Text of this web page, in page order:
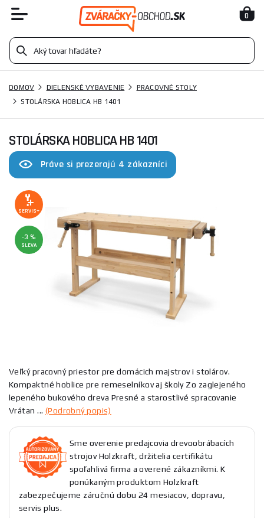
0
DOMOV DIELENSKÉ VYBAVENIE
PRACOVNÉ STOLY
STOLÁRSKA HOBLICA HB 1401
STOLÁRSKA HOBLICA HB 1401
Práve si prezerajú 4 zákazníci
SERVIS+
-3 %
SLEVA
Veľký pracovný priestor pre domácich majstrov i stolárov.
Kompaktné hoblice pre remeselníkov aj školy Zo zaglejeného
lepeného bukového dreva Presné a starostlivé spracovanie
Vrátan ... (Podrobný popis)
Sme overenie predajcovia drevoobrábacích
strojov Holzkraft, držitelia certifikátu
spoľahlivá firma a overené zákazníkmi. K
ponúkaným produktom Holzkraft
zabezpečujeme záručnú dobu 24 mesiacov, dopravu,
servis plus.